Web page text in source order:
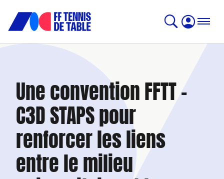
Une convention FFTT –
C3D STAPS pour
renforcer les liens
entre le milieu